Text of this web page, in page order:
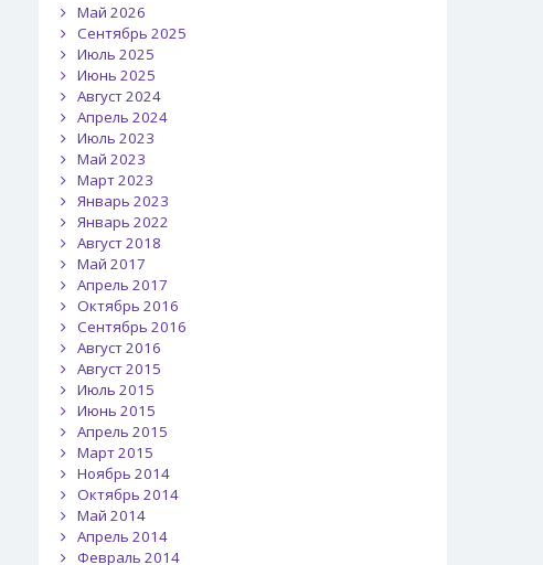
Май 2026
Сентябрь 2025
Июль 2025
Июнь 2025
Август 2024
Апрель 2024
Июль 2023
Май 2023
Март 2023
Январь 2023
Январь 2022
Август 2018
Май 2017
Апрель 2017
Октябрь 2016
Сентябрь 2016
Август 2016
Август 2015
Июль 2015
Июнь 2015
Апрель 2015
Март 2015
Ноябрь 2014
Октябрь 2014
Май 2014
Апрель 2014
Февраль 2014